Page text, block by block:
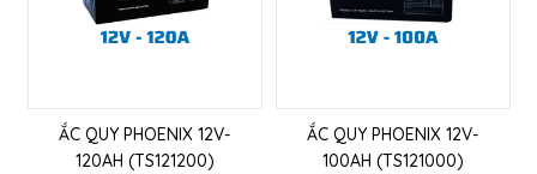
ẮC QUY PHOENIX 12V-
120AH (TS121200)
ẮC QUY PHOENIX 12V-
100AH (TS121000)